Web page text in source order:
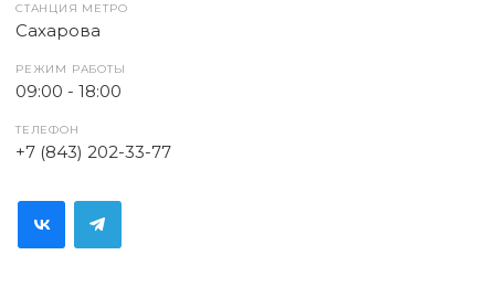
СТАНЦИЯ МЕТРО
Сахарова
РЕЖИМ РАБОТЫ
09:00 - 18:00
ТЕЛЕФОН
+7 (843) 202-33-77